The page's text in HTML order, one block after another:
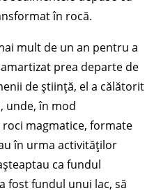
în rocă.
mult de un an pentru a
prea departe de
de știință, el a călătorit
unde, în mod
magmatice, formate
în urma activităților
ca fundul
fost fundul unui lac, să